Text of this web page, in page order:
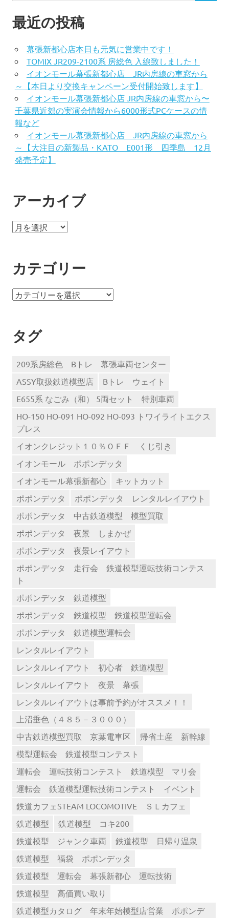
最近の投稿
幕張新都心店本日も元気に営業中です！
TOMIX JR209-2100系 房総色 入線致しました！
イオンモール幕張新都心店 JR内房線の車窓から
～【本日より交換キャンペーン受付開始致します】
イオンモール幕張新都心店 JR内房線の車窓から〜
千葉県近郊の実演会情報から6000形式PCケースの情
報など
イオンモール幕張新都心店 JR内房線の車窓から
～【大注目の新製品・KATO E001形 四季島 12月
発売予定】
アーカイブ
ア
イ
ブ
カテゴリー
カ
リ
ー
タグ
209系房総色 Bトレ 幕張車両センター
ASSY取扱鉄道模型店
Bトレ ウェイト
E655系 なごみ（和） 5両セット 特別車両
HO-150 HO-091 HO-092 HO-093 トワイライトエクス
プレス
イオンクレジット１０％ＯＦＦ くじ引き
イオンモール ポポンデッタ
イオンモール幕張新都心
キットカット
ポポンデッタ
ポポンデッタ レンタルレイアウト
ポポンデッタ 中古鉄道模型 模型買取
ポポンデッタ 夜景 しまかぜ
ポポンデッタ 夜景レイアウト
ポポンデッタ 走行会 鉄道模型運転技術コンテス
ト
ポポンデッタ 鉄道模型
ポポンデッタ 鉄道模型 鉄道模型運転会
ポポンデッタ 鉄道模型運転会
レンタルレイアウト
レンタルレイアウト 初心者 鉄道模型
レンタルレイアウト 夜景 幕張
レンタルレイアウトは事前予約がオススメ！！
上沼垂色（４８５－３０００）
中古鉄道模型買取 京葉電車区
帰省土産 新幹線
模型運転会 鉄道模型コンテスト
運転会 運転技術コンテスト 鉄道模型 マリ会
運転会 鉄道模型運転技術コンテスト イベント
鉄道カフェSTEAM LOCOMOTIVE ＳＬカフェ
鉄道模型
鉄道模型 コキ200
鉄道模型 ジャンク車両
鉄道模型 日帰り温泉
鉄道模型 福袋 ポポンデッタ
鉄道模型 運転会 幕張新都心 運転技術
鉄道模型 高価買い取り
鉄道模型カタログ 年末年始模型店営業 ポポンデ